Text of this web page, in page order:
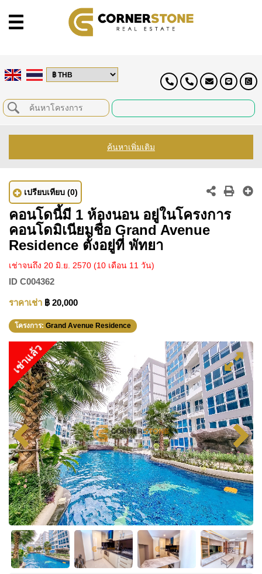
ค้นหาเพิ่มเติม
เปรียบเทียบ (0)
คอนโดนี้มี 1 ห้องนอน อยู่ในโครงการ
คอนโดมิเนียมชื่อ Grand Avenue
Residence ตั้งอยู่ที่ พัทยา
เช่าจนถึง 20 มิ.ย. 2570 (10 เดือน 11 วัน)
ID C004362
ราคาเช่า ฿ 20,000
โครงการ: Grand Avenue Residence
เช่าแล้ว